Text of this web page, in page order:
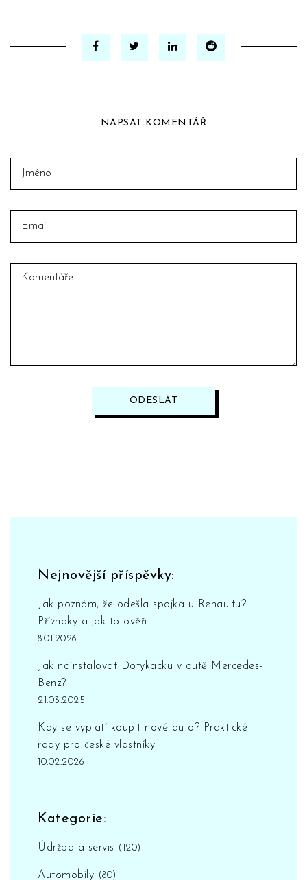
NAPSAT KOMENTÁŘ
ODESLAT
Nejnovější příspěvky:
Jak poznám, že odešla spojka u Renaultu?
Příznaky a jak to ověřit
8.01.2026
Jak nainstalovat Dotykacku v autě Mercedes-
Benz?
21.03.2025
Kdy se vyplatí koupit nové auto? Praktické
rady pro české vlastníky
10.02.2026
Kategorie:
Údržba a servis (120)
Automobily (80)